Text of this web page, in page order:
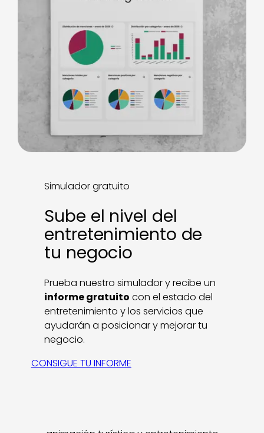
Simulador gratuito
Sube el nivel del
entretenimiento de
tu negocio
Prueba nuestro simulador y recibe un
informe gratuito con el estado del
entretenimiento y los servicios que
ayudarán a posicionar y mejorar tu
negocio.
CONSIGUE TU INFORME